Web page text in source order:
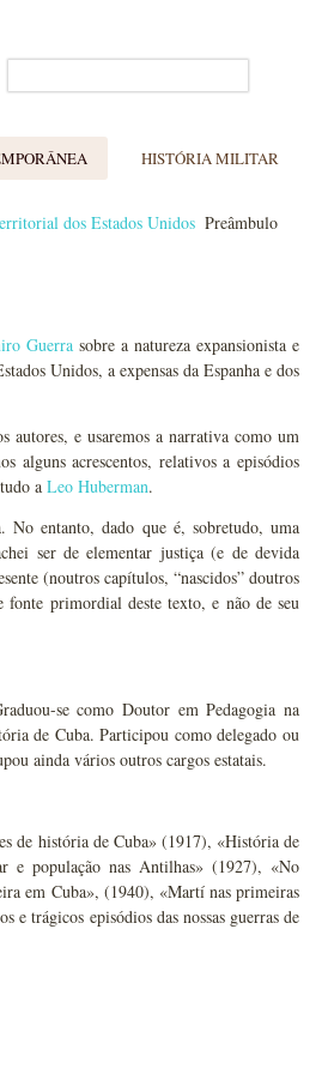
HISTÓRIA MILITAR
dos Estados Unidos Preâmbulo
Guerrasobre a natureza expansionista e
Unidos, a expensas da Espanha e dos
autores, e usaremos a narrativa como um
alguns acrescentos, relativos a episódios
a Leo Huberman.
entanto, dado que é, sobretudo, uma
ser de elementar justiça (e de devida
(noutros capítulos, “nascidos” doutros
fonte primordial deste texto, e não de seu
se como Doutor em Pedagogia na
de Cuba. Participou como delegado ou
ainda vários outros cargos estatais.
de história de Cuba» (1917), «História de
e população nas Antilhas» (1927), «No
em Cuba», (1940), «Martí nas primeiras
e trágicos episódios das nossas guerras de